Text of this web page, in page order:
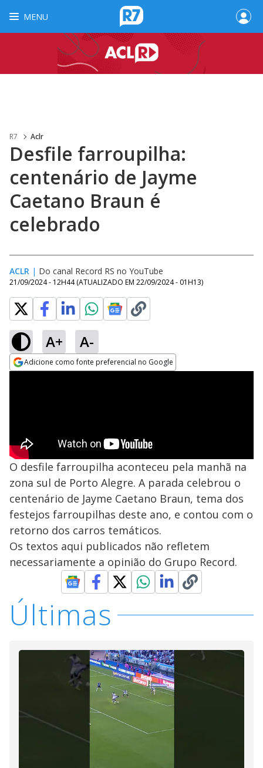
MENU
R7 Aclr
Desfile farroupilha:
centenário de Jayme
Caetano Braun é
celebrado
ACLR | Do canal Record RS no YouTube
21/09/2024 - 12H44 (ATUALIZADO EM 22/09/2024 - 01H13)
A+ A-
Adicione como fonte preferencial no Google
O desfile farroupilha aconteceu pela manhã na
zona sul de Porto Alegre. A parada celebrou o
centenário de Jayme Caetano Braun, tema dos
festejos farroupilhas deste ano, e contou com o
retorno dos carros temáticos.
Os textos aqui publicados não refletem
necessariamente a opinião do Grupo Record.
Últimas